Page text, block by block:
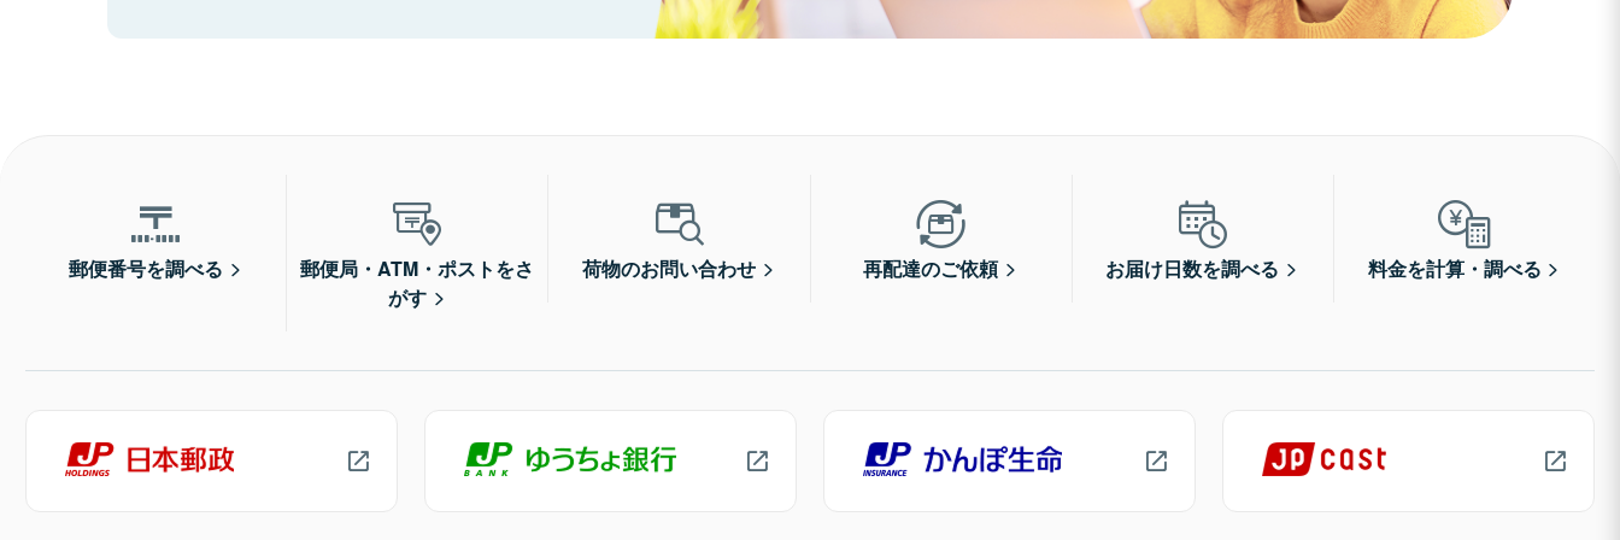
郵便番号を調べる
郵便局・ATM・ポストをさ
がす
荷物のお問い合わせ 再配達のご依頼 お届け日数を調べる 料金を計算・調べる